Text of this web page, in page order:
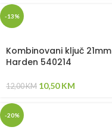
-13%
Kombinovani ključ 21mm
Harden 540214
12,00KM 10,50KM
-20%